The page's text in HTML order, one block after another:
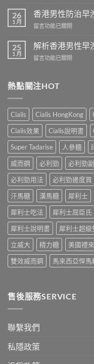
陽
藥
商
–
專
陽
產
購
物
平
台〉
中
港
男
性
防
早
洩
面
中
26
1 月
香港男性防治早
在
港
男
性
早
小
妙
招〉
中
留言功能已關閉
25
1 月
解析香港男性早
在
香
港
性
早
洩
的
常
見
因
及
應
之
道〉
中
留言功能已關閉
熱點關注HOT
Cialis Cialis HongKong
Cialis效果
Cialis說明書
Super Tadarise
人參糖
威而鋼
必利勁 必利勁
必利勁用法
必利勁邊度買
汗馬糖
漢馬糖 犀利士
犀利士吃法
犀利士屈臣氏
犀利士說明書
犀利士超級
立威大
精力糖 美國禮
雙效威而鋼
馬來西亞悍馬
售後服務SERVICE
聯繫我們
私隱政策